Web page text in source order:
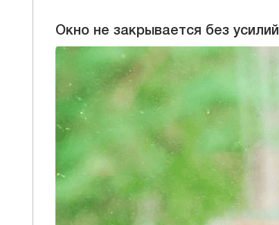
Окно не закрывается без усилий